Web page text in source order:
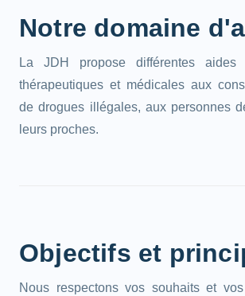
Notre domaine
La JDH propose différentes aides
thérapeutiques et médicales aux
de drogues illégales, aux personnes
leurs proches.
Objectifs et
Nous respectons vos souhaits et